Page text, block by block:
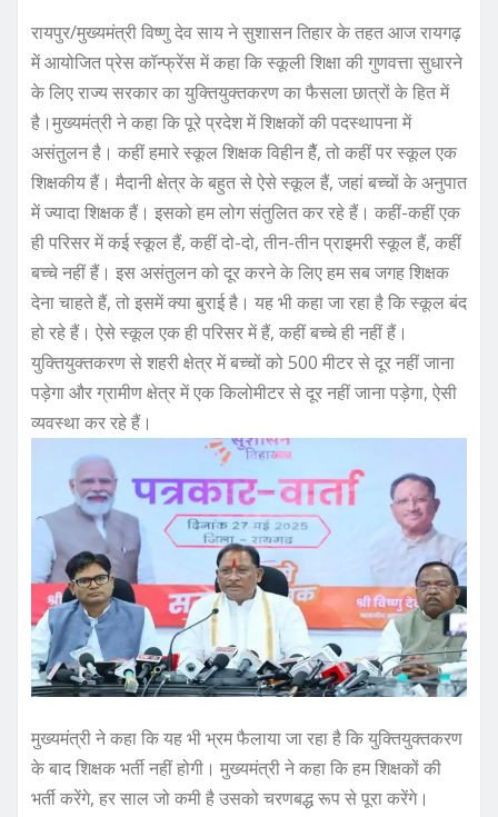
रायपुर/मुख्यमंत्री विष्णु देव साय ने सुशासन तिहार के तहत आज रायगढ़
में आयोजित प्रेस कॉन्फ्रेंस में कहा कि स्कूली शिक्षा की गुणवत्ता सुधारने
के लिए राज्य सरकार का युक्तियुक्तकरण का फैसला छात्रों के हित में
है।मुख्यमंत्री ने कहा कि पूरे प्रदेश में शिक्षकों की पदस्थापना में
असंतुलन है। कहीं हमारे स्कूल शिक्षक विहीन हैैं, तो कहीं पर स्कूल एक
शिक्षकीय हैं। मैदानी क्षेत्र के बहुत से ऐसे स्कूल हैं, जहां बच्चों के अनुपात
में ज्यादा शिक्षक हैं। इसको हम लोग संतुलित कर रहे हैं। कहीं-कहीं एक
ही परिसर में कई स्कूल हैं, कहीं दो-दो, तीन-तीन प्राइमरी स्कूल हैं, कहीं
बच्चे नहीं हैं। इस असंतुलन को दूर करने के लिए हम सब जगह शिक्षक
देना चाहते हैं, तो इसमें क्या बुराई है। यह भी कहा जा रहा है कि स्कूल बंद
हो रहे हैं। ऐसे स्कूल एक ही परिसर में हैं, कहीं बच्चे ही नहीं हैं।
युक्तियुक्तकरण से शहरी क्षेत्र में बच्चों को 500 मीटर से दूर नहीं जाना
पड़ेगा और ग्रामीण क्षेत्र में एक किलोमीटर से दूर नहीं जाना पड़ेगा, ऐसी
व्यवस्था कर रहे हैं।
मुख्यमंत्री ने कहा कि यह भी भ्रम फैलाया जा रहा है कि युक्तियुक्तकरण
के बाद शिक्षक भर्ती नहीं होगी। मुख्यमंत्री ने कहा कि हम शिक्षकों की
भर्ती करेंगे, हर साल जो कमी है उसको चरणबद्ध रूप से पूरा करेंगे।